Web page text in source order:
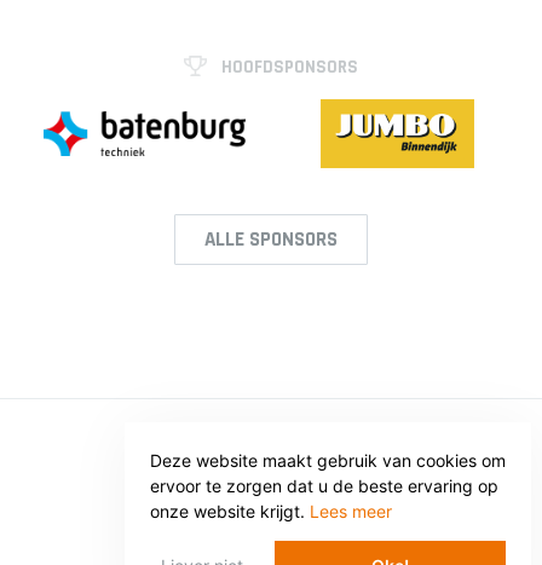
Deze website maakt gebruik van cookies om
ervoor te zorgen dat u de beste ervaring op
onze website krijgt. Lees meer
HOOFDSPONSORS
ALLE SPONSORS
© SV VOORWAARTS TWELLO
Privacy
Voorwaarden
WEBSITE: WEBBA BV